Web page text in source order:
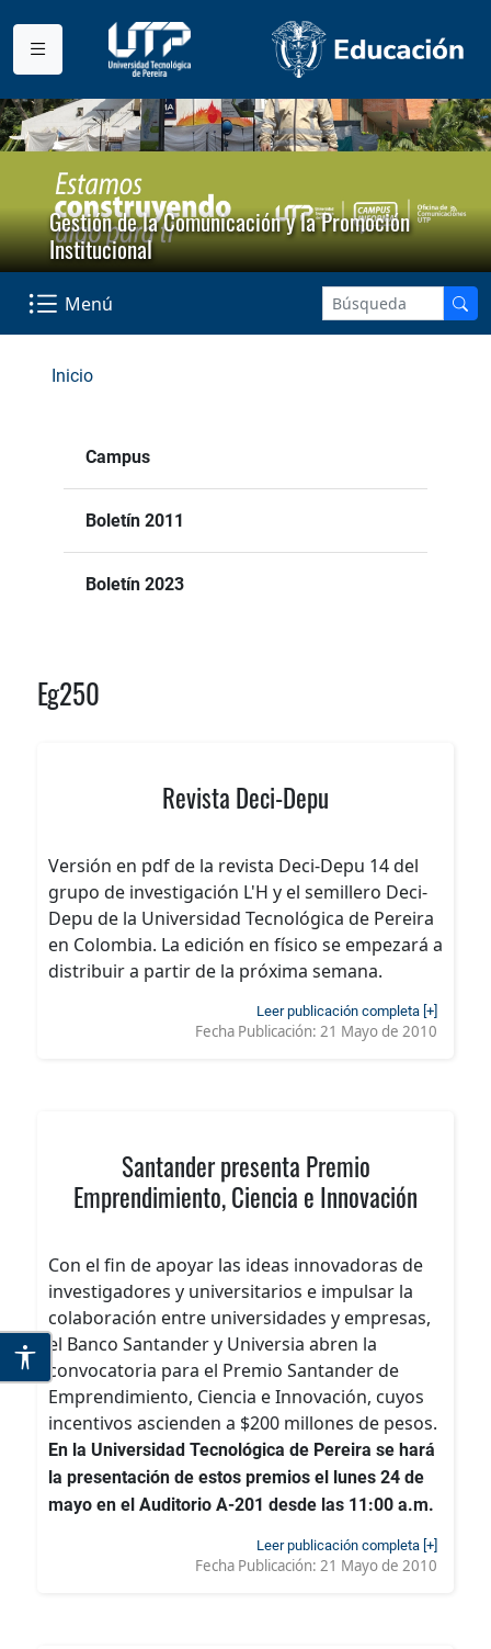
Gestión de la Comunicación y la Promoción
Institucional
Menú
Inicio
Campus
Boletín 2011
Boletín 2023
Eg250
Revista Deci-Depu
Versión en pdf de la revista Deci-Depu 14 del
grupo de investigación L'H y el semillero Deci-
Depu de la Universidad Tecnológica de Pereira
en Colombia. La edición en físico se empezará a
distribuir a partir de la próxima semana.
Leer publicación completa [+]
Fecha Publicación: 21 Mayo de 2010
Santander presenta Premio
Emprendimiento, Ciencia e Innovación
Con el fin de apoyar las ideas innovadoras de
investigadores y universitarios e impulsar la
colaboración entre universidades y empresas,
el Banco Santander y Universia abren la
convocatoria para el Premio Santander de
Emprendimiento, Ciencia e Innovación, cuyos
incentivos ascienden a $200 millones de pesos.
En la Universidad Tecnológica de Pereira se hará
la presentación de estos premios el lunes 24 de
mayo en el Auditorio A-201 desde las 11:00 a.m.
Leer publicación completa [+]
Fecha Publicación: 21 Mayo de 2010